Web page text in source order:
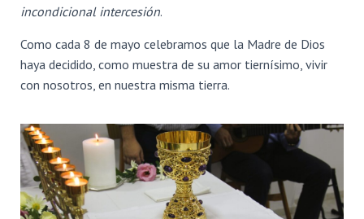
incondicional intercesión.
Como cada 8 de mayo celebramos que la Madre de Dios
haya decidido, como muestra de su amor tiernísimo, vivir
con nosotros, en nuestra misma tierra.